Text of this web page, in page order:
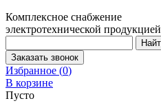
Комплексное снабжение
электротехнической продукцией
Избранное (0)
В корзине
Пусто